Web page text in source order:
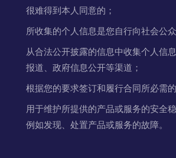
很难得到本人同意的；
所收集的个人信息是您自行向社会公
从合法公开披露的信息中收集个人信
报道、政府信息公开等渠道；
根据您的要求签订和履行合同所必需的
用于维护所提供的产品或服务的安全
例如发现、处置产品或服务的故障。